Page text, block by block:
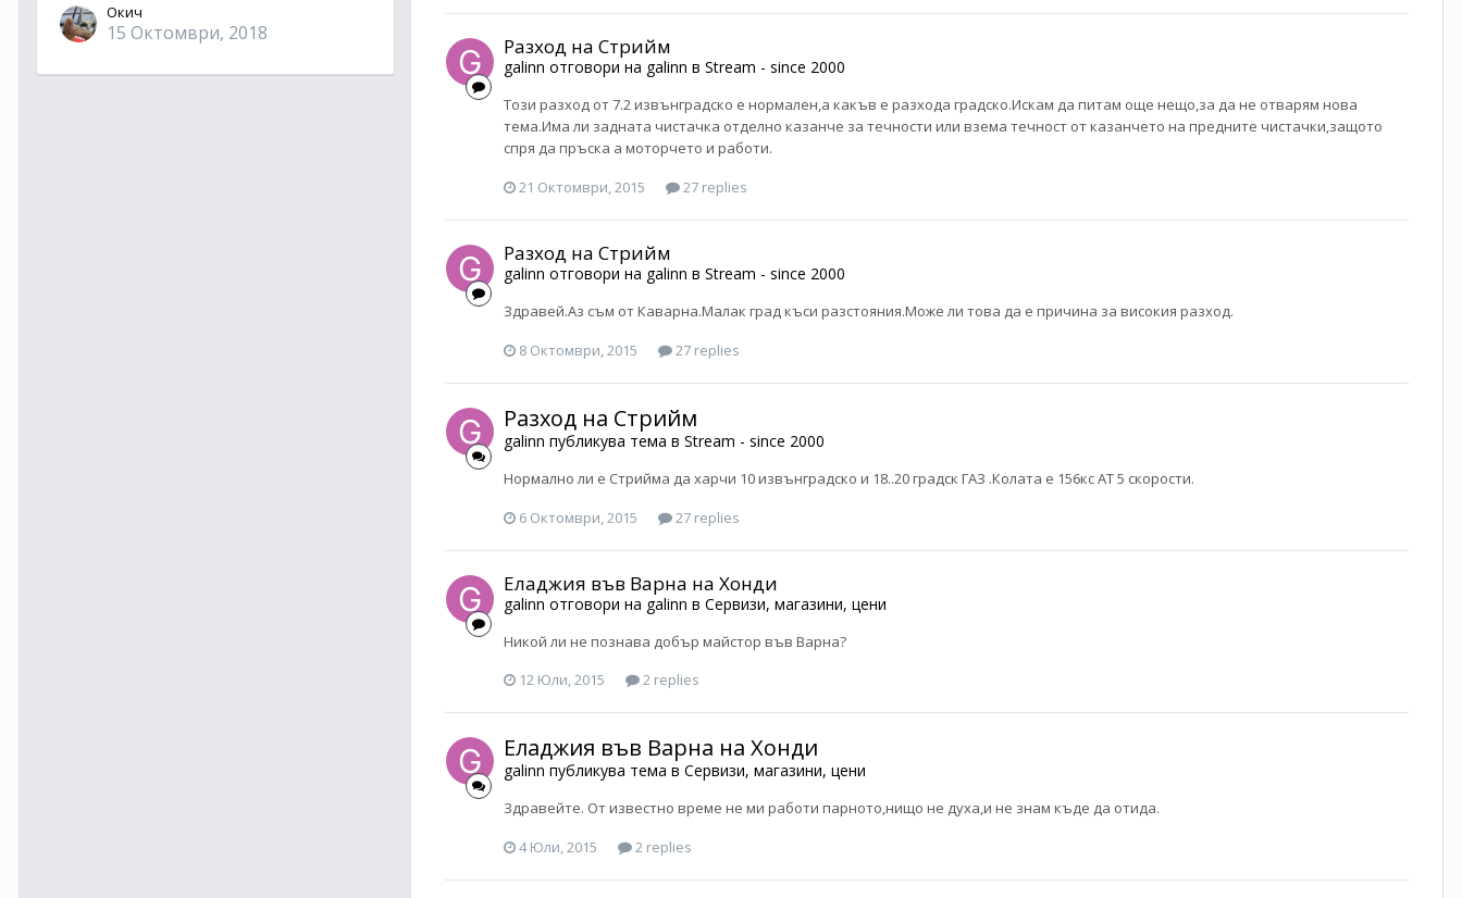
Окич
15 Октомври, 2018
Разход на Стрийм
galinn отговори на galinn в Stream - since 2000
Този разход от 7.2 извънградско е нормален,а какъв е разхода градско.Искам да питам още нещо,за да не отварям нова
тема.Има ли задната чистачка отделно казанче за течности или взема течност от казанчето на предните чистачки,защото
спря да пръска а моторчето и работи.
21 Октомври, 2015
27 replies
Разход на Стрийм
galinn отговори на galinn в Stream - since 2000
Здравей.Аз съм от Каварна.Малак град къси разстояния.Може ли това да е причина за високия разход.
8 Октомври, 2015
27 replies
Разход на Стрийм
galinn публикува тема в Stream - since 2000
Нормално ли е Стрийма да харчи 10 извънградско и 18..20 градск ГАЗ .Колата е 156кс АТ 5 скорости.
6 Октомври, 2015
27 replies
Еладжия във Варна на Хонди
galinn отговори на galinn в Сервизи, магазини, цени
Никой ли не познава добър майстор във Варна?
12 Юли, 2015
2 replies
Еладжия във Варна на Хонди
galinn публикува тема в Сервизи, магазини, цени
Здравейте. От известно време не ми работи парното,нищо не духа,и не знам къде да отида.
4 Юли, 2015
2 replies